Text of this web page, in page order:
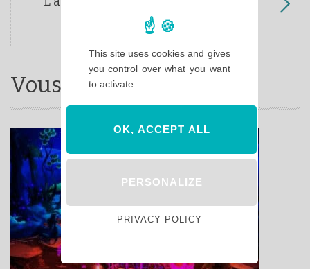
Vous aimerez aussi ...
This site uses cookies and gives
you control over what you want
to activate
OK, ACCEPT ALL
PERSONALIZE
PRIVACY POLICY